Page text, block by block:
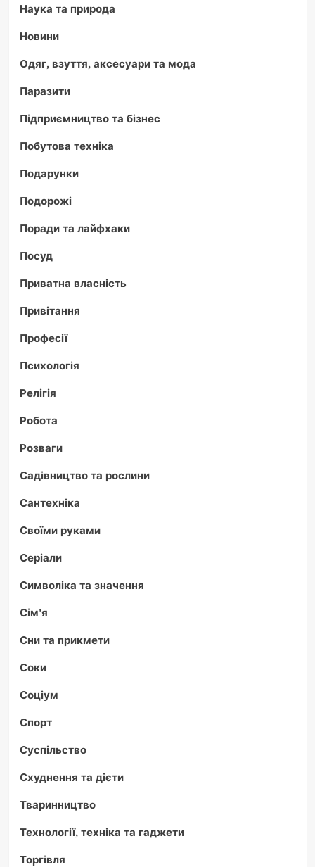
Наука та природа
Новини
Одяг, взуття, аксесуари та мода
Паразити
Підприємництво та бізнес
Побутова техніка
Подарунки
Подорожі
Поради та лайфхаки
Посуд
Приватна власність
Привітання
Професії
Психологія
Релігія
Робота
Розваги
Садівництво та рослини
Сантехніка
Своїми руками
Серіали
Символіка та значення
Сім'я
Сни та прикмети
Соки
Соціум
Спорт
Суспільство
Схуднення та дієти
Тваринництво
Технології, техніка та гаджети
Торгівля